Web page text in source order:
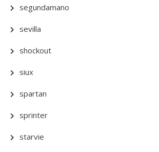
segundamano
sevilla
shockout
siux
spartan
sprinter
starvie